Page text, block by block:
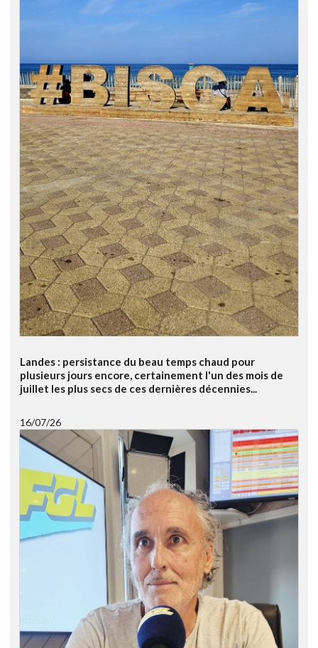
Landes : persistance du beau temps chaud pour
plusieurs jours encore, certainement l'un des mois de
juillet les plus secs de ces dernières décennies...
16/07/26